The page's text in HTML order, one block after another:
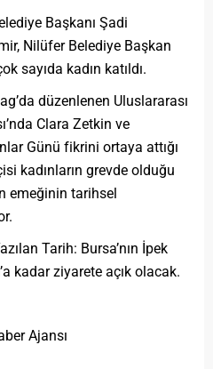
Başkanı Şadi
Nilüfer Belediye Başkan
sayıda kadın katıldı.
düzenlenen Uluslararası
Clara Zetkin ve
Günü fikrini ortaya attığı
kadınların grevde olduğu
emeğinin tarihsel
Tarih: Bursa’nın İpek
kadar ziyarete açık olacak.
Ajansı